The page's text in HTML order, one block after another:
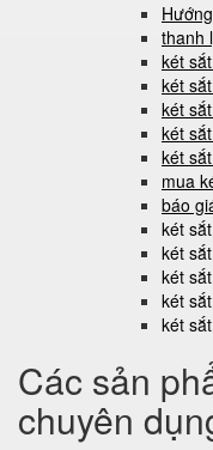
thanh
két
két
két
két
két
mua
báo
két
két
két
két
két
Các sản
chuyên